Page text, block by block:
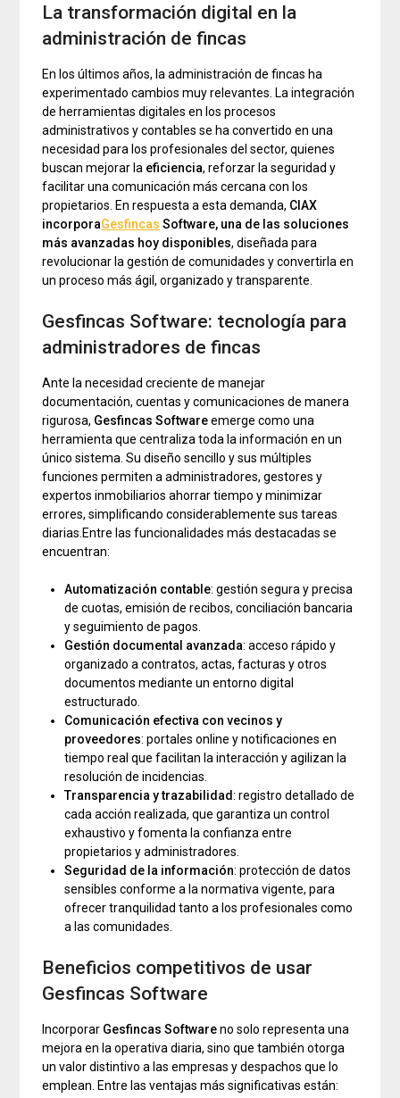
La transformación digital en la
administración de fincas
En los últimos años, la administración de fincas ha
experimentado cambios muy relevantes. La integración
de herramientas digitales en los procesos
administrativos y contables se ha convertido en una
necesidad para los profesionales del sector, quienes
buscan mejorar la eficiencia, reforzar la seguridad y
facilitar una comunicación más cercana con los
propietarios. En respuesta a esta demanda, CIAX
incorporaGesfincas Software, una de las soluciones
más avanzadas hoy disponibles, diseñada para
revolucionar la gestión de comunidades y convertirla en
un proceso más ágil, organizado y transparente.
Gesfincas Software: tecnología para
administradores de fincas
Ante la necesidad creciente de manejar
documentación, cuentas y comunicaciones de manera
rigurosa, Gesfincas Softwareemerge como una
herramienta que centraliza toda la información en un
único sistema. Su diseño sencillo y sus múltiples
funciones permiten a administradores, gestores y
expertos inmobiliarios ahorrar tiempo y minimizar
errores, simplificando considerablemente sus tareas
diarias.Entre las funcionalidades más destacadas se
encuentran:
Automatización contable: gestión segura y precisa
de cuotas, emisión de recibos, conciliación bancaria
y seguimiento de pagos.
Gestión documental avanzada: acceso rápido y
organizado a contratos, actas, facturas y otros
documentos mediante un entorno digital
estructurado.
Comunicación efectiva con vecinos y
proveedores: portales online y notificaciones en
tiempo real que facilitan la interacción y agilizan la
resolución de incidencias.
Transparencia y trazabilidad: registro detallado de
cada acción realizada, que garantiza un control
exhaustivo y fomenta la confianza entre
propietarios y administradores.
Seguridad de la información: protección de datos
sensibles conforme a la normativa vigente, para
ofrecer tranquilidad tanto a los profesionales como
a las comunidades.
Beneficios competitivos de usar
Gesfincas Software
Incorporar Gesfincas Softwareno solo representa una
mejora en la operativa diaria, sino que también otorga
un valor distintivo a las empresas y despachos que lo
emplean. Entre las ventajas más significativas están: